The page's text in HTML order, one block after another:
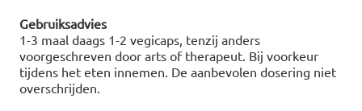
Gebruiksadvies
1-3 maal daags 1-2 vegicaps, tenzij anders
voorgeschreven door arts of therapeut. Bij voorkeur
tijdens het eten innemen. De aanbevolen dosering niet
overschrijden.